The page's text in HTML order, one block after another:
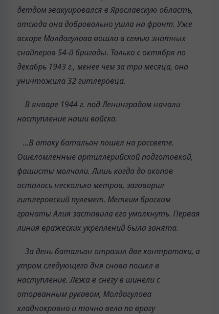
детдом эвакуировался в Ярославскую область,
отсюда она добровольно ушла на фронт. Уже
вскоре Молдагулова вошла в семью знатных
снайперов 54-й бригады. Только с октября по
декабрь 1943 г., менее чем за три месяца, она
уничтожила 32 гитлеровца.
В январе 1944 г. под Ленинградом начали
наступление наши войска.
…В атаку батальон пошел на рассвете.
Ошеломленные артиллерийской подготовкой,
фашисты молчали. Лишь когда до окопов
осталось несколько метров, заговорил
гитлеровский пулемет. Метким броском
гранаты Алия заставила его умолкнуть. Первая
линия вражеских укреплений была занята.
За день батальон отразил две контратаки, а
утром следующего дня снова пошел в
наступление. Лежа в снегу в шинели с
оторванным рукавом, Молдагулова
хладнокровно и точно вела по врагу